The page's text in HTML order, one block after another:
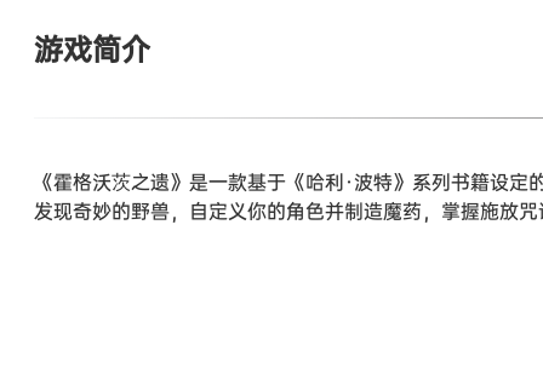
游戏简介
《霍格沃茨之遗》是一款基于《哈利·波特》系列书籍设
发现奇妙的野兽，自定义你的角色并制造魔药，掌握施放